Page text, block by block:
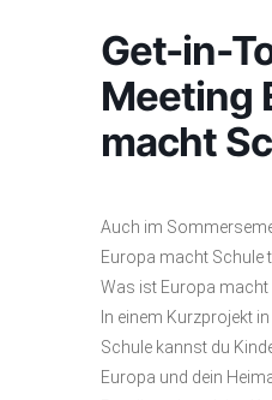
Get-in-
Meeting
macht
Auch im
Europa macht Schule
Was ist Europa macht
In einem Kurzprojekt
Schule kannst du
Europa und dein